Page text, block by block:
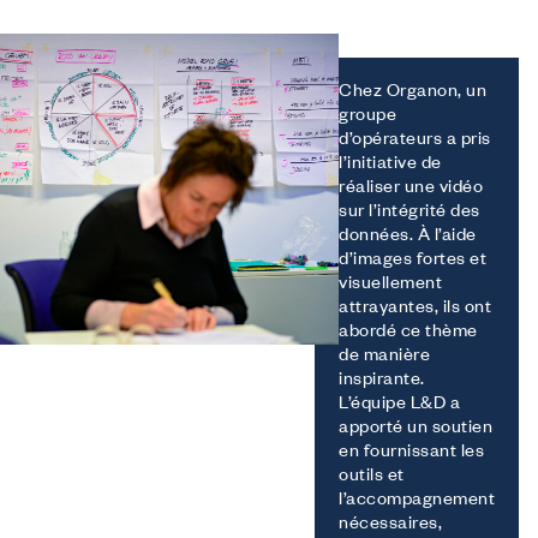
Chez Organon, un
groupe
d’opérateurs a pris
l’initiative de
réaliser une vidéo
sur l’intégrité des
données. À l’aide
d’images fortes et
visuellement
attrayantes, ils ont
abordé ce thème
de manière
inspirante.
L’équipe L&D a
apporté un soutien
en fournissant les
outils et
l’accompagnement
nécessaires,